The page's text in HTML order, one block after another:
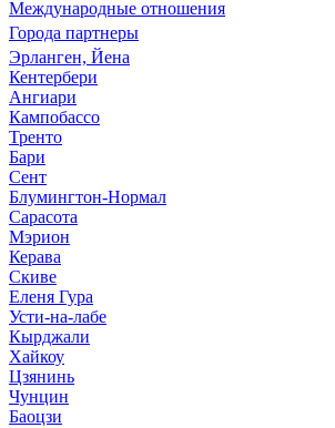
Международные отношения
Города партнеры
Эрланген, Йена
Кентербери
Ангиари
Кампобассо
Тренто
Бари
Сент
Блумингтон-Нормал
Сарасота
Мэрион
Керава
Скиве
Еленя Гура
Усти-на-лабе
Кырджали
Хайкоу
Цзянинь
Чунцин
Баоцзи